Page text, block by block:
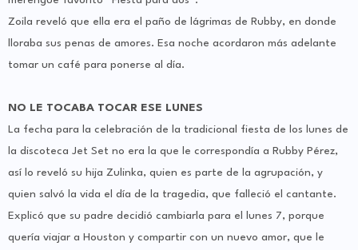
Zoila reveló que ella era el paño de lágrimas de Rubby, en donde
lloraba sus penas de amores. Esa noche acordaron más adelante
tomar un café para ponerse al día.
NO LE TOCABA TOCAR ESE LUNES
La fecha para la celebración de la tradicional fiesta de los lunes de
la discoteca Jet Set no era la que le correspondía a Rubby Pérez,
así lo reveló su hija Zulinka, quien es parte de la agrupación, y
quien salvó la vida el día de la tragedia, que falleció el cantante.
Explicó que su padre decidió cambiarla para el lunes 7, porque
quería viajar a Houston y compartir con un nuevo amor, que le